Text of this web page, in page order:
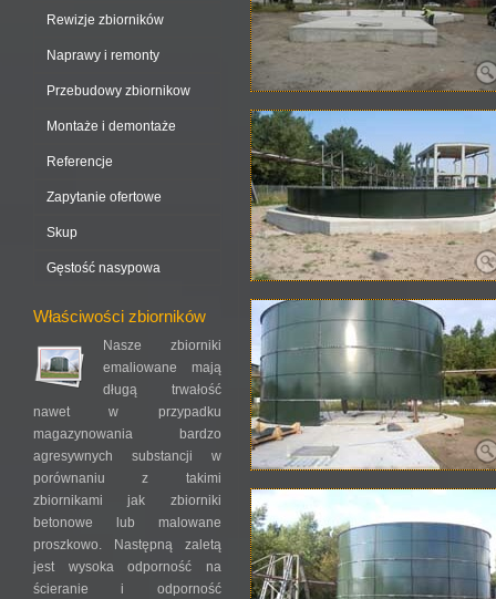
Rewizje zbiorników
Naprawy i remonty
Przebudowy zbiornikow
Montaże i demontaże
Referencje
Zapytanie ofertowe
Skup
Gęstość nasypowa
Właściwości zbiorników
Nasze zbiorniki
emaliowane mają
długą trwałość
nawet w przypadku
magazynowania bardzo
agresywnych substancji w
porównaniu z takimi
zbiornikami jak zbiorniki
betonowe lub malowane
proszkowo. Następną zaletą
jest wysoka odporność na
ścieranie i odporność